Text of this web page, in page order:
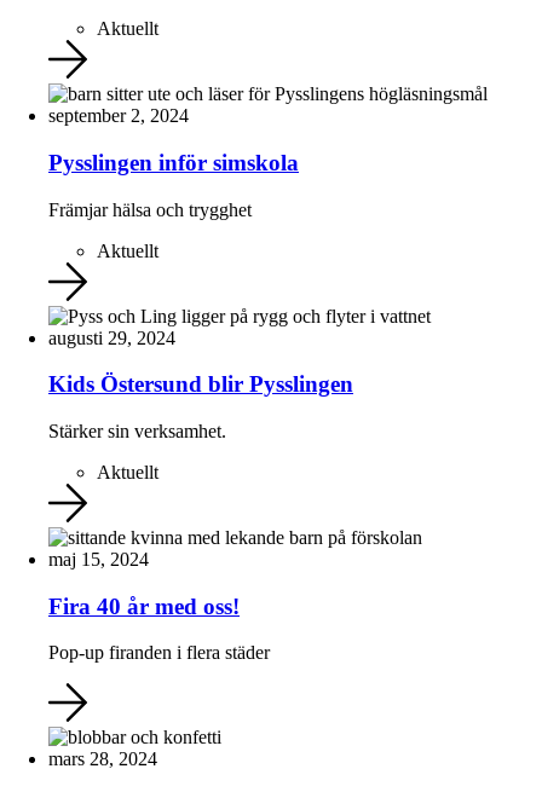
Aktuellt
september 2, 2024
Pysslingen inför simskola
Främjar hälsa och trygghet
Aktuellt
augusti 29, 2024
Kids Östersund blir Pysslingen
Stärker sin verksamhet.
Aktuellt
maj 15, 2024
Fira 40 år med oss!
Pop-up firanden i flera städer
mars 28, 2024